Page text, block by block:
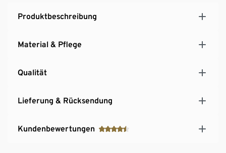
Produktbeschreibung
Material & Pflege
Qualität
Lieferung & Rücksendung
Kundenbewertungen